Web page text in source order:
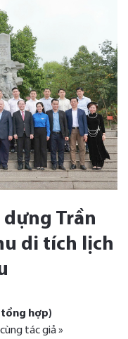
Trần
di tích lịch
hợp)
tác giả »